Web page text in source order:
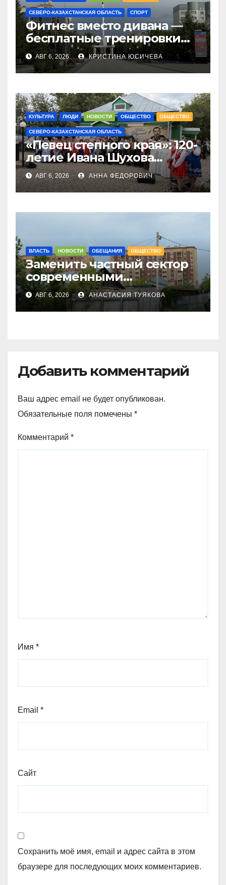
СЕВЕРО-КАЗАХСТАНСКАЯ ОБЛАСТЬ СПОРТ
Фитнес вместо дивана —
бесплатные тренировки
запускают в
Петропавловске
АВГ 6, 2026 КРИСТИНА ЮСИЧЕВА
КУЛЬТУРА ЛЮДИ НОВОСТИ ОБЩЕСТВО ОБЩЕСТВО
СЕВЕРО-КАЗАХСТАНСКАЯ ОБЛАСТЬ
«Певец степного края»: 120-
летие Ивана Шухова
отметили в Жамбылском
районе СКО
АВГ 6, 2026 АННА ФЕДОРОВИЧ
ВЛАСТЬ НОВОСТИ ОБЕЩАНИЯ ОБЩЕСТВО
Заменить частный сектор
современными
многоэтажками хотят в
Петропавловске
АВГ 6, 2026 АНАСТАСИЯ ТУЯКОВА
Добавить комментарий
Ваш адрес email не будет опубликован.
Обязательные поля помечены *
Комментарий *
Имя *
Email *
Сайт
Сохранить моё имя, email и адрес сайта в этом
браузере для последующих моих комментариев.